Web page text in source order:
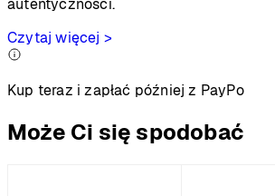
autentyczności.
Czytaj więcej >
Kup teraz i zapłać później z PayPo
Może Ci się spodobać